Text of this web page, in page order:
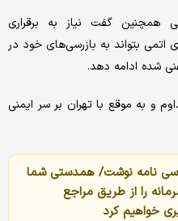
همچنین گفت نیاز به برقراری
بتواند به بازرسی‌های خود در
شده ادامه دهد.
و به موقع با تهران بر سر ایمنی
نامه نوشت/ همدستی شما
را از طریق مراجع
خواهیم کرد